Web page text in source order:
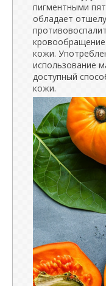
пигментными
обладает
кровообращение
кожи.
использование
доступный
кожи.